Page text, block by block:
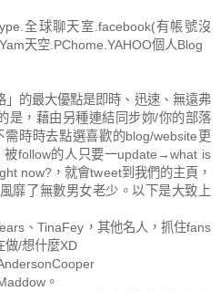
全球聊天室.facebook(有帳號沒
天空.PChome.YAHOO個人Blog
」的最大優點是即時、迅速、無遠弗
是，藉由另種連結同步妳/你的部落
時時去點選喜歡的blog/website更
被follow的人只要一update→what is
now?，就會tweet到我們的主頁，
靡了無數男女老少。以下是大致上
、TinaFey，其他名人，抓住fans
做/想什麼XD
。